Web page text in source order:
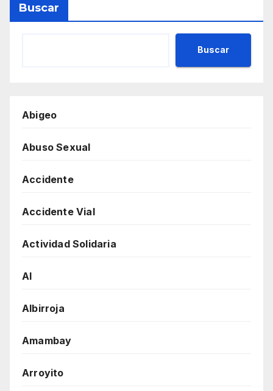
Buscar
Buscar
Abigeo
Abuso Sexual
Accidente
Accidente Vial
Actividad Solidaria
AI
Albirroja
Amambay
Arroyito